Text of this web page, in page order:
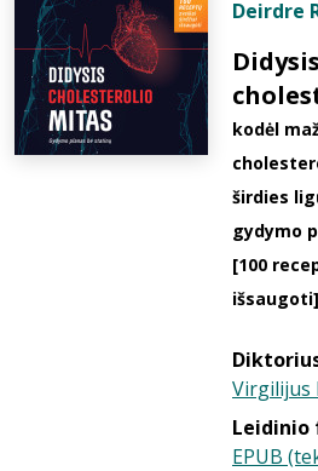
Deirdre
Didysis
kodėl
širdies
gydymo
[100
išsaugoti]
Virgilijus
Leidinio
EPUB